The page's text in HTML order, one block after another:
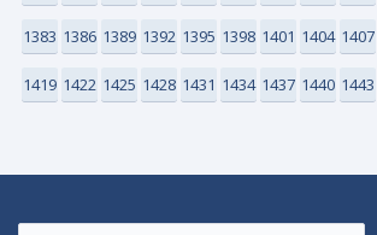
1383 1386 1389 1392 1395 1398 1401 1404 1407
1419 1422 1425 1428 1431 1434 1437 1440 1443